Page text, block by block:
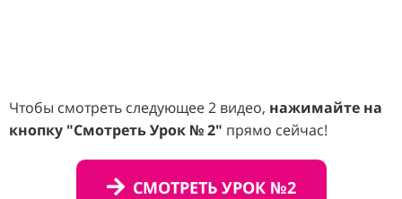
Чтобы смотреть следующее 2 видео, нажимайте на
кнопку "Смотреть Урок № 2" прямо сейчас!
СМОТРЕТЬ УРОК №2